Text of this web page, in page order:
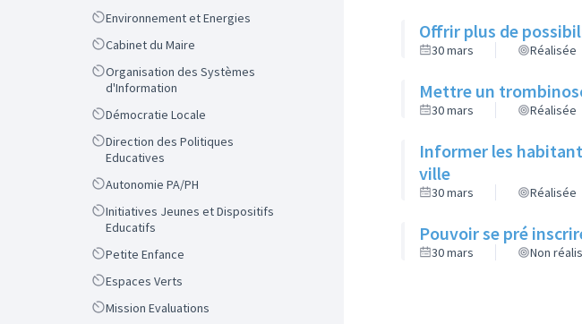
ScopeEnvironnement et Energies
ScopeCabinet du Maire
Scope
Organisation des Systèmes
d'Information
ScopeDémocratie Locale
Scope
Direction des Politiques
Educatives
ScopeAutonomie PA/PH
Scope
Initiatives Jeunes et Dispositifs
Educatifs
ScopePetite Enfance
ScopeEspaces Verts
ScopeMission Evaluations
Offrir plus de
30 mars Réalisée
Mettre un
30 mars Réalisée
Informer les
ville
30 mars Réalisée
Pouvoir se pré
30 mars Non